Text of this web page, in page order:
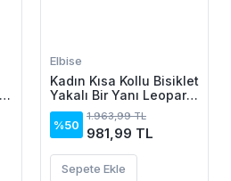
Elbise
Kadın Kısa Kollu Bisiklet
Yakalı Bir Yanı Leopar
Detaylı Uzun Viskon
Elbise
%50
1.963,99 TL
981,99 TL
Sepete Ekle